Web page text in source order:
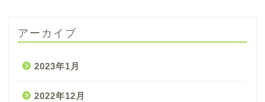
アーカイブ
2023年1月
2022年12月